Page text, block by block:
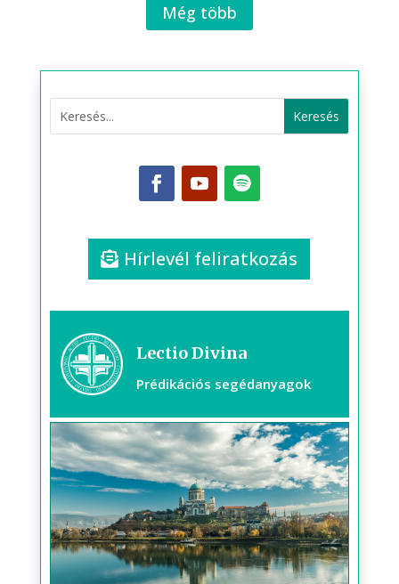
Még több
Hírlevél feliratkozás
Lectio Divina
Prédikációs segédanyagok